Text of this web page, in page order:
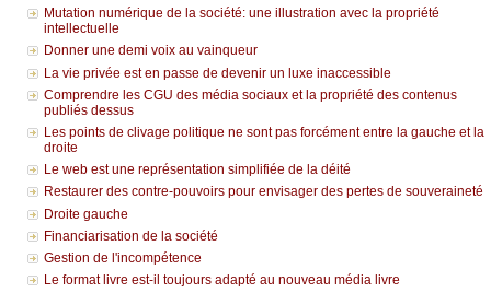
Mutation numérique de la société: une illustration avec la propriété
intellectuelle
Donner une demi voix au vainqueur
La vie privée est en passe de devenir un luxe inaccessible
Comprendre les CGU des média sociaux et la propriété des contenus
publiés dessus
Les points de clivage politique ne sont pas forcément entre la gauche et la
droite
Le web est une représentation simplifiée de la déité
Restaurer des contre-pouvoirs pour envisager des pertes de souveraineté
Droite gauche
Financiarisation de la société
Gestion de l'incompétence
Le format livre est-il toujours adapté au nouveau média livre